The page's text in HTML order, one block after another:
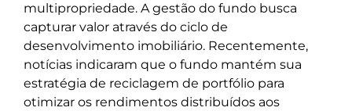
multipropriedade. A gestão do fundo busca
capturar valor através do ciclo de
desenvolvimento imobiliário. Recentemente,
notícias indicaram que o fundo mantém sua
estratégia de reciclagem de portfólio para
otimizar os rendimentos distribuídos aos